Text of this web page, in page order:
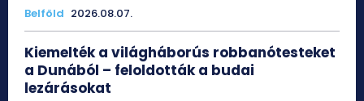
Belföld 2026.08.07.
Kiemelték a világháborús robbanótesteket
a Dunából – feloldották a budai
lezárásokat